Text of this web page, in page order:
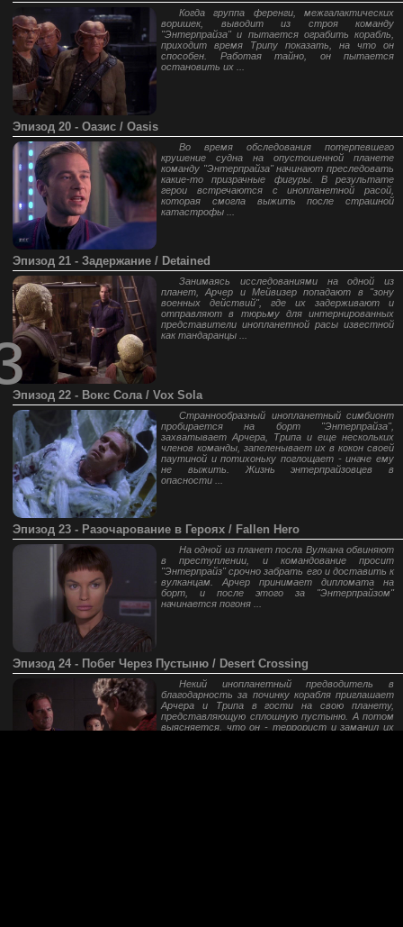
Когда группа ференги, межгалактических
воришек, выводит из строя команду
"Энтерпрайза" и пытается ограбить корабль,
приходит время Трипу показать, на что он
способен. Работая тайно, он пытается
остановить их ...
Эпизод 20 - Оазис / Oasis
Во время обследования потерпевшего
крушение судна на опустошенной планете
команду "Энтерпрайза" начинают преследовать
какие-то призрачные фигуры. В результате
герои встречаются с инопланетной расой,
которая смогла выжить после страшной
катастрофы ...
Эпизод 21 - Задержание / Detained
Занимаясь исследованиями на одной из
планет, Арчер и Мейвизер попадают в "зону
военных действий", где их задерживают и
отправляют в тюрьму для интернированных
представители инопланетной расы известной
как тандаранцы ...
Эпизод 22 - Вокс Сола / Vox Sola
Страннообразный инопланетный симбионт
пробирается на борт "Энтерпрайза",
захватывает Арчера, Трипа и еще нескольких
членов команды, запеленывает их в кокон своей
паутиной и потихоньку поглощает - иначе ему
не выжить. Жизнь энтерпрайзовцев в
опасности ...
Эпизод 23 - Разочарование в Героях / Fallen Hero
На одной из планет посла Вулкана обвиняют
в преступлении, и командование просит
"Энтерпрайз" срочно забрать его и доставить к
вулканцам. Арчер принимает дипломата на
борт, и после этого за "Энтерпрайзом"
начинается погоня ...
Эпизод 24 - Побег Через Пустыню / Desert Crossing
Некий инопланетный предводитель в
благодарность за починку корабля приглашает
Арчера и Трипа в гости на свою планету,
представляющую сплошную пустыню. А потом
выясняется, что он - террорист и заманил их